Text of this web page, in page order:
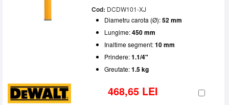
Cod: DCDW101-XJ
Diametru carota (Ø):52 mm
Lungime:450 mm
Inaltime segment:10 mm
Prindere:1.1/4"
Greutate:1.5 kg
468,65 LEI